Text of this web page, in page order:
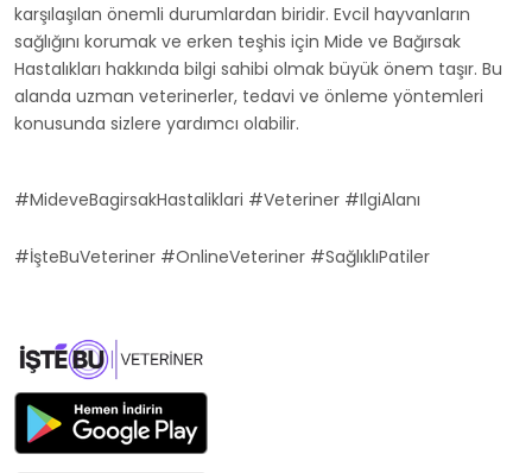
karşılaşılan önemli durumlardan biridir. Evcil hayvanların
sağlığını korumak ve erken teşhis için Mide ve Bağırsak
Hastalıkları hakkında bilgi sahibi olmak büyük önem taşır. Bu
alanda uzman veterinerler, tedavi ve önleme yöntemleri
konusunda sizlere yardımcı olabilir.
#MideveBagirsakHastaliklari #Veteriner #IlgiAlanı
#İşteBuVeteriner #OnlineVeteriner #SağlıklıPatiler